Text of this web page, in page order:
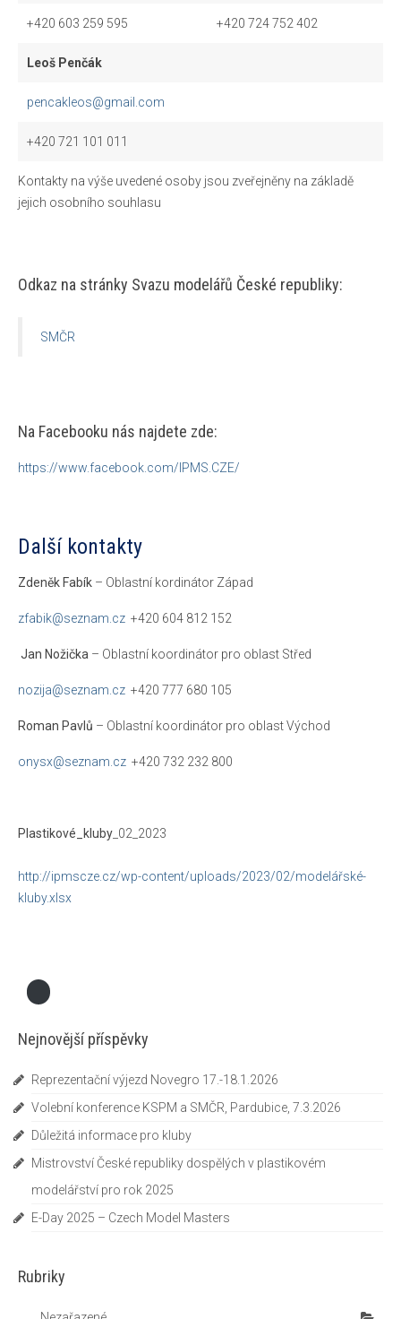
+420 603 259 595 +420 724 752 402
Leoš Penčák
pencakleos@gmail.com
+420 721 101 011
Kontakty na výše uvedené osoby jsou zveřejněny na základě
jejich osobního souhlasu
Odkaz na stránky Svazu modelářů České republiky:
SMČR
Na Facebooku nás najdete zde:
https://www.facebook.com/IPMS.CZE/
Další kontakty
Zdeněk Fabík – Oblastní kordinátor Západ
zfabik@seznam.cz +420 604 812 152
Jan Nožička – Oblastní koordinátor pro oblast Střed
nozija@seznam.cz +420 777 680 105
Roman Pavlů – Oblastní koordinátor pro oblast Východ
onysx@seznam.cz +420 732 232 800
Plastikové_kluby _02_2023
http://ipmscze.cz/wp-content/uploads/2023/02/modelářské-
kluby.xlsx
Nejnovější příspěvky
Reprezentační výjezd Novegro 17.-18.1.2026
Volební konference KSPM a SMČR, Pardubice, 7.3.2026
Důležitá informace pro kluby
Mistrovství České republiky dospělých v plastikovém
modelářství pro rok 2025
E-Day 2025 – Czech Model Masters
Rubriky